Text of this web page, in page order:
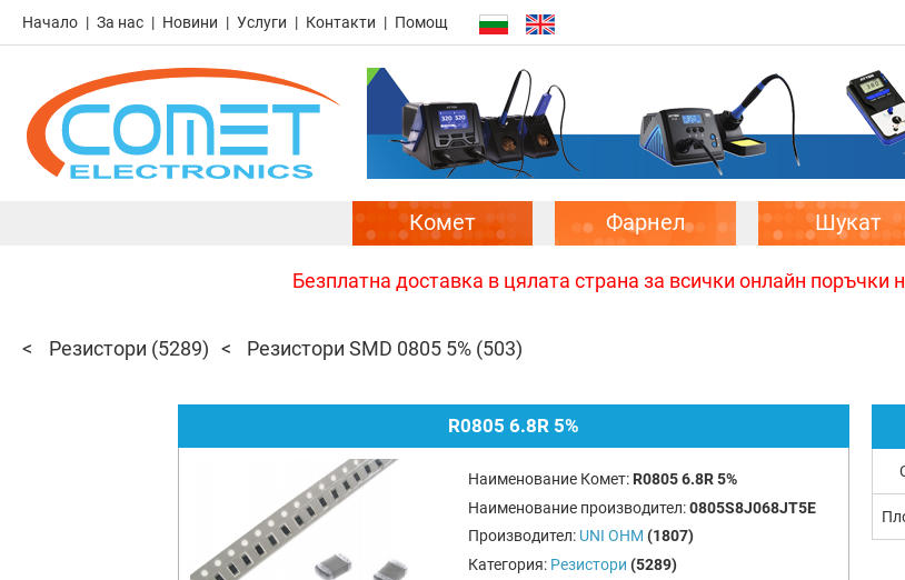
Начало За нас Новини Услуги Контакти Помощ
Комет Фарнел Шукат
Безплатна доставка в цялата страна за всички онлайн
Резистори (5289) Резистори SMD 0805 5% (503)
R0805 6.8R 5%
Наименование Комет: R0805 6.8R 5%
Наименование производител:0805S8J068JT5E
Производител: UNI OHM (1807)
Категория: Резистори (5289)